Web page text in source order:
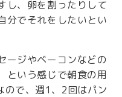
し、卵を割ったりして
分でそれをしたいとい
ージやベーコンなどの
という感じで朝食の用
ので、週1、2回はパン